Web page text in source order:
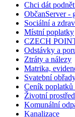
Chci dát
ObčanServer -
Sociální a
Místní poplatky
CZECH
Odstávky a
Ztráty a nálezy
Matrika,
Svatební
Ceník poplatků
Životní
Komunální
Kanalizace